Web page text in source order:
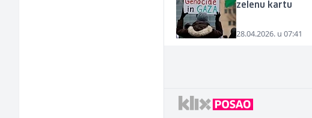
zelenu kartu
28.04.2026. u 07:41